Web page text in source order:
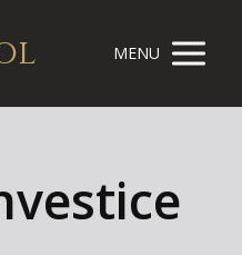
MENU